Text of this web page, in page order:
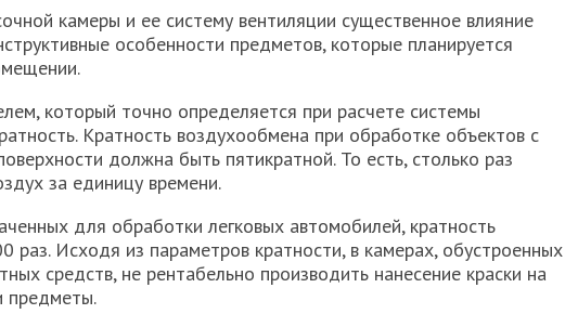
камеры и ее систему вентиляции существенное влияние
особенности предметов, которые планируется
который точно определяется при расчете системы
Кратность воздухообмена при обработке объектов с
должна быть пятикратной. То есть, столько раз
за единицу времени.
для обработки легковых автомобилей, кратность
раз. Исходя из параметров кратности, в камерах, обустроенных
средств, не рентабельно производить нанесение краски на
предметы.